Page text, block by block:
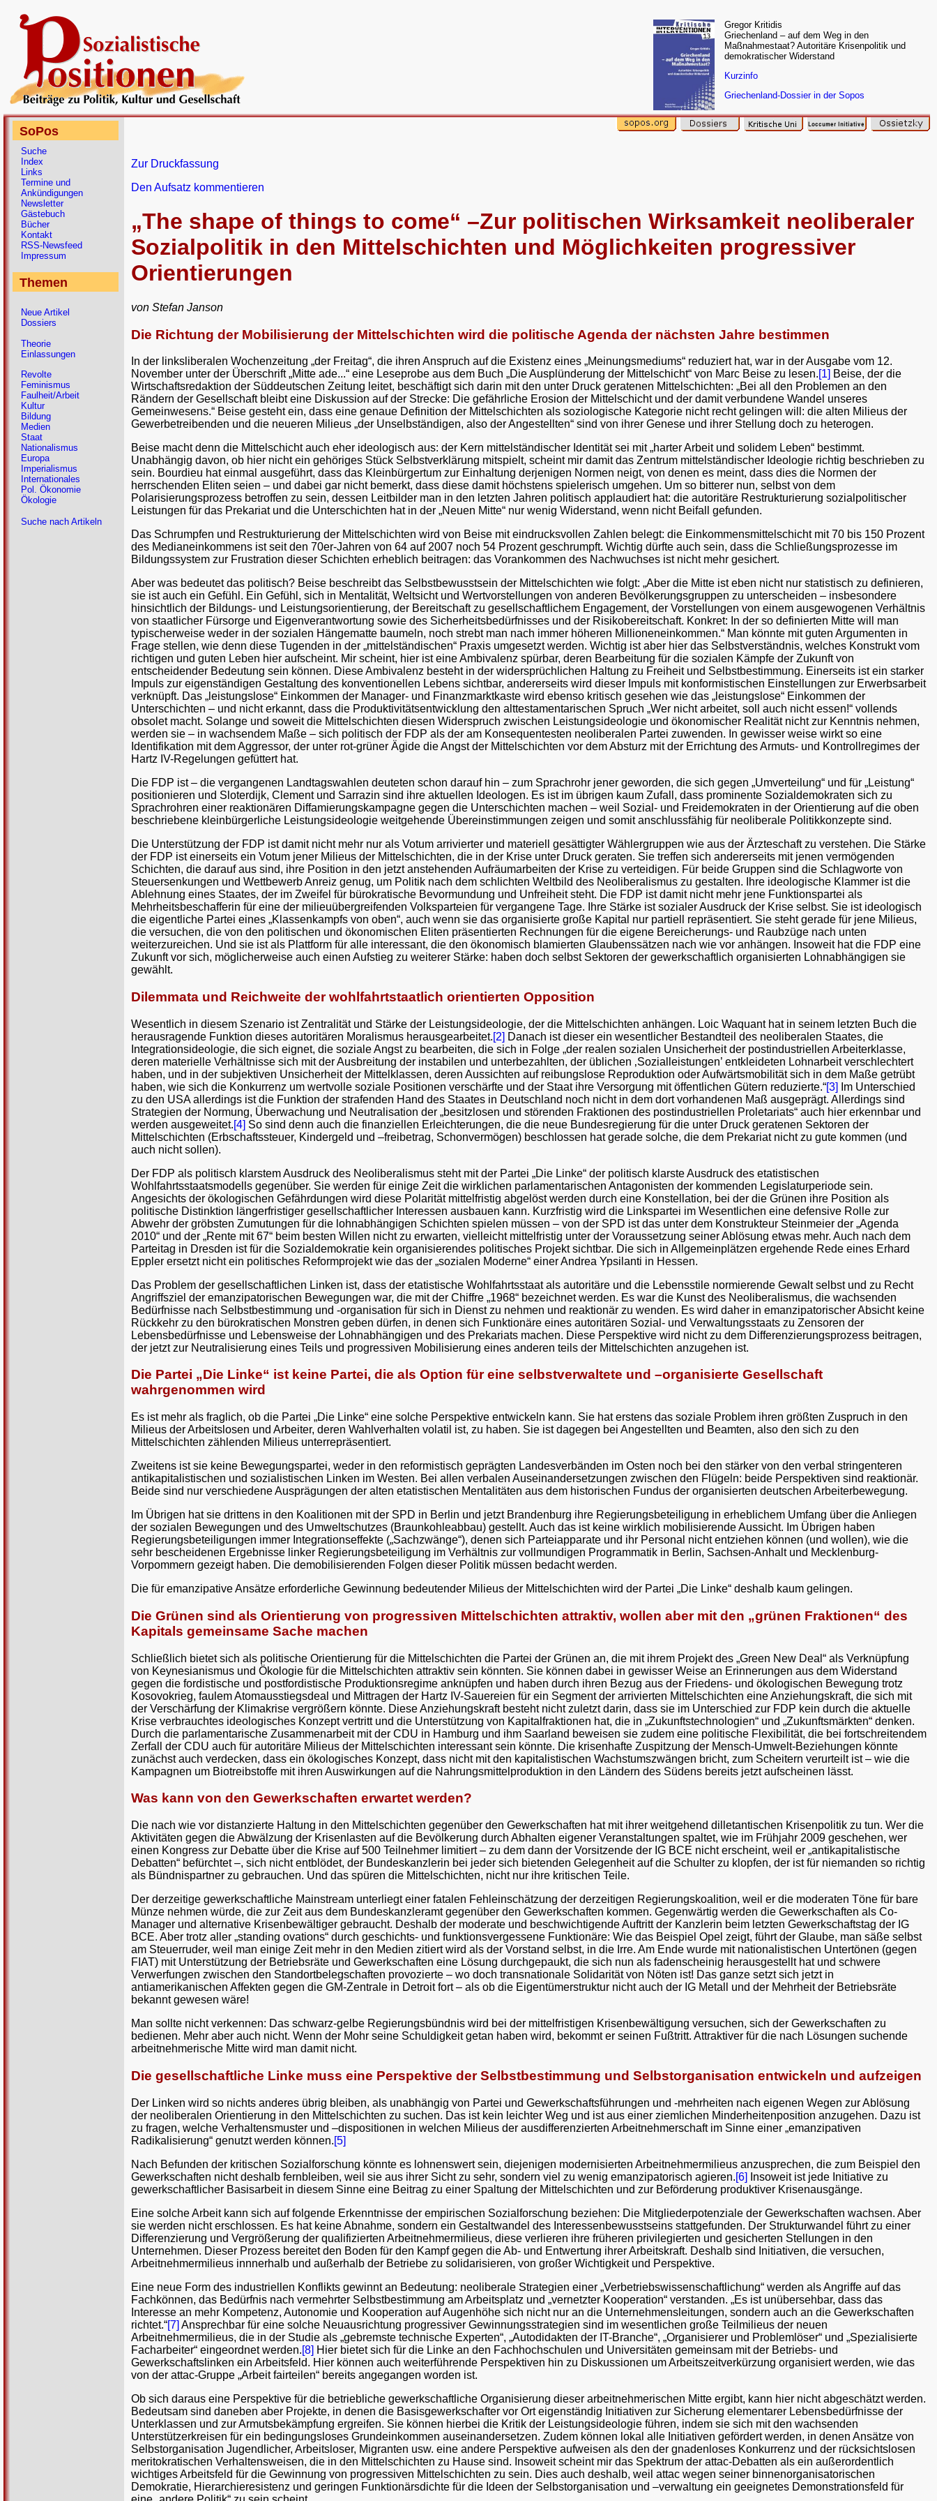
Gregor Kritidis
Griechenland – auf dem Weg in den
Maßnahmestaat? Autoritäre Krisenpolitik und
demokratischer Widerstand
Kurzinfo
Griechenland-Dossier in der Sopos
Zur Druckfassung
Den Aufsatz kommentieren
„The shape of things to come“ –Zur politischen Wirksamkeit neoliberaler
Sozialpolitik in den Mittelschichten und Möglichkeiten progressiver
Orientierungen
von Stefan Janson
Die Richtung der Mobilisierung der Mittelschichten wird die politische Agenda der nächsten Jahre bestimmen
In der linksliberalen Wochenzeitung „der Freitag“, die ihren Anspruch auf die Existenz eines „Meinungsmediums“ reduziert hat, war in der Ausgabe vom 12.
November unter der Überschrift „Mitte ade...“ eine Leseprobe aus dem Buch „Die Ausplünderung der Mittelschicht“ von Marc Beise zu lesen.[1] Beise, der die
Wirtschaftsredaktion der Süddeutschen Zeitung leitet, beschäftigt sich darin mit den unter Druck geratenen Mittelschichten: „Bei all den Problemen an den
Rändern der Gesellschaft bleibt eine Diskussion auf der Strecke: Die gefährliche Erosion der Mittelschicht und der damit verbundene Wandel unseres
Gemeinwesens.“ Beise gesteht ein, dass eine genaue Definition der Mittelschichten als soziologische Kategorie nicht recht gelingen will: die alten Milieus der
Gewerbetreibenden und die neueren Milieus „der Unselbständigen, also der Angestellten“ sind von ihrer Genese und ihrer Stellung doch zu heterogen.
Beise macht denn die Mittelschicht auch eher ideologisch aus: der Kern mittelständischer Identität sei mit „harter Arbeit und solidem Leben“ bestimmt.
Unabhängig davon, ob hier nicht ein gehöriges Stück Selbstverklärung mitspielt, scheint mir damit das Zentrum mittelständischer Ideologie richtig beschrieben zu
sein. Bourdieu hat einmal ausgeführt, dass das Kleinbürgertum zur Einhaltung derjenigen Normen neigt, von denen es meint, dass dies die Normen der
herrschenden Eliten seien – und dabei gar nicht bemerkt, dass diese damit höchstens spielerisch umgehen. Um so bitterer nun, selbst von dem
Polarisierungsprozess betroffen zu sein, dessen Leitbilder man in den letzten Jahren politisch applaudiert hat: die autoritäre Restrukturierung sozialpolitischer
Leistungen für das Prekariat und die Unterschichten hat in der „Neuen Mitte“ nur wenig Widerstand, wenn nicht Beifall gefunden.
Das Schrumpfen und Restrukturierung der Mittelschichten wird von Beise mit eindrucksvollen Zahlen belegt: die Einkommensmittelschicht mit 70 bis 150 Prozent
des Medianeinkommens ist seit den 70er-Jahren von 64 auf 2007 noch 54 Prozent geschrumpft. Wichtig dürfte auch sein, dass die Schließungsprozesse im
Bildungssystem zur Frustration dieser Schichten erheblich beitragen: das Vorankommen des Nachwuchses ist nicht mehr gesichert.
Aber was bedeutet das politisch? Beise beschreibt das Selbstbewusstsein der Mittelschichten wie folgt: „Aber die Mitte ist eben nicht nur statistisch zu definieren,
sie ist auch ein Gefühl. Ein Gefühl, sich in Mentalität, Weltsicht und Wertvorstellungen von anderen Bevölkerungsgruppen zu unterscheiden – insbesondere
hinsichtlich der Bildungs- und Leistungsorientierung, der Bereitschaft zu gesellschaftlichem Engagement, der Vorstellungen von einem ausgewogenen Verhältnis
von staatlicher Fürsorge und Eigenverantwortung sowie des Sicherheitsbedürfnisses und der Risikobereitschaft. Konkret: In der so definierten Mitte will man
typischerweise weder in der sozialen Hängematte baumeln, noch strebt man nach immer höheren Millioneneinkommen.“ Man könnte mit guten Argumenten in
Frage stellen, wie denn diese Tugenden in der „mittelständischen“ Praxis umgesetzt werden. Wichtig ist aber hier das Selbstverständnis, welches Konstrukt vom
richtigen und guten Leben hier aufscheint. Mir scheint, hier ist eine Ambivalenz spürbar, deren Bearbeitung für die sozialen Kämpfe der Zukunft von
entscheidender Bedeutung sein können. Diese Ambivalenz besteht in der widersprüchlichen Haltung zu Freiheit und Selbstbestimmung. Einerseits ist ein starker
Impuls zur eigenständigen Gestaltung des konventionellen Lebens sichtbar, andererseits wird dieser Impuls mit konformistischen Einstellungen zur Erwerbsarbeit
verknüpft. Das „leistungslose“ Einkommen der Manager- und Finanzmarktkaste wird ebenso kritisch gesehen wie das „leistungslose“ Einkommen der
Unterschichten – und nicht erkannt, dass die Produktivitätsentwicklung den alttestamentarischen Spruch „Wer nicht arbeitet, soll auch nicht essen!“ vollends
obsolet macht. Solange und soweit die Mittelschichten diesen Widerspruch zwischen Leistungsideologie und ökonomischer Realität nicht zur Kenntnis nehmen,
werden sie – in wachsendem Maße – sich politisch der FDP als der am Konsequentesten neoliberalen Partei zuwenden. In gewisser weise wirkt so eine
Identifikation mit dem Aggressor, der unter rot-grüner Ägide die Angst der Mittelschichten vor dem Absturz mit der Errichtung des Armuts- und Kontrollregimes der
Hartz IV-Regelungen gefüttert hat.
Die FDP ist – die vergangenen Landtagswahlen deuteten schon darauf hin – zum Sprachrohr jener geworden, die sich gegen „Umverteilung“ und für „Leistung“
positionieren und Sloterdijk, Clement und Sarrazin sind ihre aktuellen Ideologen. Es ist im übrigen kaum Zufall, dass prominente Sozialdemokraten sich zu
Sprachrohren einer reaktionären Diffamierungskampagne gegen die Unterschichten machen – weil Sozial- und Freidemokraten in der Orientierung auf die oben
beschriebene kleinbürgerliche Leistungsideologie weitgehende Übereinstimmungen zeigen und somit anschlussfähig für neoliberale Politikkonzepte sind.
Die Unterstützung der FDP ist damit nicht mehr nur als Votum arrivierter und materiell gesättigter Wählergruppen wie aus der Ärzteschaft zu verstehen. Die Stärke
der FDP ist einerseits ein Votum jener Milieus der Mittelschichten, die in der Krise unter Druck geraten. Sie treffen sich andererseits mit jenen vermögenden
Schichten, die darauf aus sind, ihre Position in den jetzt anstehenden Aufräumarbeiten der Krise zu verteidigen. Für beide Gruppen sind die Schlagworte von
Steuersenkungen und Wettbewerb Anreiz genug, um Politik nach dem schlichten Weltbild des Neoliberalismus zu gestalten. Ihre ideologische Klammer ist die
Ablehnung eines Staates, der im Zweifel für bürokratische Bevormundung und Unfreiheit steht. Die FDP ist damit nicht mehr jene Funktionspartei als
Mehrheitsbeschafferin für eine der milieuübergreifenden Volksparteien für vergangene Tage. Ihre Stärke ist sozialer Ausdruck der Krise selbst. Sie ist ideologisch
die eigentliche Partei eines „Klassenkampfs von oben“, auch wenn sie das organisierte große Kapital nur partiell repräsentiert. Sie steht gerade für jene Milieus,
die versuchen, die von den politischen und ökonomischen Eliten präsentierten Rechnungen für die eigene Bereicherungs- und Raubzüge nach unten
weiterzureichen. Und sie ist als Plattform für alle interessant, die den ökonomisch blamierten Glaubenssätzen nach wie vor anhängen. Insoweit hat die FDP eine
Zukunft vor sich, möglicherweise auch einen Aufstieg zu weiterer Stärke: haben doch selbst Sektoren der gewerkschaftlich organisierten Lohnabhängigen sie
gewählt.
Dilemmata und Reichweite der wohlfahrtstaatlich orientierten Opposition
Wesentlich in diesem Szenario ist Zentralität und Stärke der Leistungsideologie, der die Mittelschichten anhängen. Loic Waquant hat in seinem letzten Buch die
herausragende Funktion dieses autoritären Moralismus herausgearbeitet.[2] Danach ist dieser ein wesentlicher Bestandteil des neoliberalen Staates, die
Integrationsideologie, die sich eignet, die soziale Angst zu bearbeiten, die sich in Folge „der realen sozialen Unsicherheit der postindustriellen Arbeiterklasse,
deren materielle Verhältnisse sich mit der Ausbreitung der instabilen und unterbezahlten, der üblichen ‚Sozialleistungen’ entkleideten Lohnarbeit verschlechtert
haben, und in der subjektiven Unsicherheit der Mittelklassen, deren Aussichten auf reibungslose Reproduktion oder Aufwärtsmobilität sich in dem Maße getrübt
haben, wie sich die Konkurrenz um wertvolle soziale Positionen verschärfte und der Staat ihre Versorgung mit öffentlichen Gütern reduzierte.“[3]
Im Unterschied
zu den USA allerdings ist die Funktion der strafenden Hand des Staates in Deutschland noch nicht in dem dort vorhandenen Maß ausgeprägt. Allerdings sind
Strategien der Normung, Überwachung und Neutralisation der „besitzlosen und störenden Fraktionen des postindustriellen Proletariats“ auch hier erkennbar und
werden ausgeweitet.[4] So sind denn auch die finanziellen Erleichterungen, die die neue Bundesregierung für die unter Druck geratenen Sektoren der
Mittelschichten (Erbschaftssteuer, Kindergeld und –freibetrag, Schonvermögen) beschlossen hat gerade solche, die dem Prekariat nicht zu gute kommen (und
auch nicht sollen).
Der FDP als politisch klarstem Ausdruck des Neoliberalismus steht mit der Partei „Die Linke“ der politisch klarste Ausdruck des etatistischen
Wohlfahrtsstaatsmodells gegenüber. Sie werden für einige Zeit die wirklichen parlamentarischen Antagonisten der kommenden Legislaturperiode sein.
Angesichts der ökologischen Gefährdungen wird diese Polarität mittelfristig abgelöst werden durch eine Konstellation, bei der die Grünen ihre Position als
politische Distinktion längerfristiger gesellschaftlicher Interessen ausbauen kann. Kurzfristig wird die Linkspartei im Wesentlichen eine defensive Rolle zur
Abwehr der gröbsten Zumutungen für die lohnabhängigen Schichten spielen müssen – von der SPD ist das unter dem Konstrukteur Steinmeier der „Agenda
2010“ und der „Rente mit 67“ beim besten Willen nicht zu erwarten, vielleicht mittelfristig unter der Voraussetzung seiner Ablösung etwas mehr. Auch nach dem
Parteitag in Dresden ist für die Sozialdemokratie kein organisierendes politisches Projekt sichtbar. Die sich in Allgemeinplätzen ergehende Rede eines Erhard
Eppler ersetzt nicht ein politisches Reformprojekt wie das der „sozialen Moderne“ einer Andrea Ypsilanti in Hessen.
Das Problem der gesellschaftlichen Linken ist, dass der etatistische Wohlfahrtsstaat als autoritäre und die Lebensstile normierende Gewalt selbst und zu Recht
Angriffsziel der emanzipatorischen Bewegungen war, die mit der Chiffre „1968“ bezeichnet werden. Es war die Kunst des Neoliberalismus, die wachsenden
Bedürfnisse nach Selbstbestimmung und -organisation für sich in Dienst zu nehmen und reaktionär zu wenden. Es wird daher in emanzipatorischer Absicht keine
Rückkehr zu den bürokratischen Monstren geben dürfen, in denen sich Funktionäre eines autoritären Sozial- und Verwaltungsstaats zu Zensoren der
Lebensbedürfnisse und Lebensweise der Lohnabhängigen und des Prekariats machen. Diese Perspektive wird nicht zu dem Differenzierungsprozess beitragen,
der jetzt zur Neutralisierung eines Teils und progressiven Mobilisierung eines anderen teils der Mittelschichten anzugehen ist.
Die Partei „Die Linke“ ist keine Partei, die als Option für eine selbstverwaltete und –organisierte Gesellschaft
wahrgenommen wird
Es ist mehr als fraglich, ob die Partei „Die Linke“ eine solche Perspektive entwickeln kann. Sie hat erstens das soziale Problem ihren größten Zuspruch in den
Milieus der Arbeitslosen und Arbeiter, deren Wahlverhalten volatil ist, zu haben. Sie ist dagegen bei Angestellten und Beamten, also den sich zu den
Mittelschichten zählenden Milieus unterrepräsentiert.
Zweitens ist sie keine Bewegungspartei, weder in den reformistisch geprägten Landesverbänden im Osten noch bei den stärker von den verbal stringenteren
antikapitalistischen und sozialistischen Linken im Westen. Bei allen verbalen Auseinandersetzungen zwischen den Flügeln: beide Perspektiven sind reaktionär.
Beide sind nur verschiedene Ausprägungen der alten etatistischen Mentalitäten aus dem historischen Fundus der organisierten deutschen Arbeiterbewegung.
Im Übrigen hat sie drittens in den Koalitionen mit der SPD in Berlin und jetzt Brandenburg ihre Regierungsbeteiligung in erheblichem Umfang über die Anliegen
der sozialen Bewegungen und des Umweltschutzes (Braunkohleabbau) gestellt. Auch das ist keine wirklich mobilisierende Aussicht. Im Übrigen haben
Regierungsbeteiligungen immer Integrationseffekte („Sachzwänge“), denen sich Parteiapparate und ihr Personal nicht entziehen können (und wollen), wie die
sehr bescheidenen Ergebnisse linker Regierungsbeteiligung im Verhältnis zur vollmundigen Programmatik in Berlin, Sachsen-Anhalt und Mecklenburg-
Vorpommern gezeigt haben. Die demobilisierenden Folgen dieser Politik müssen bedacht werden.
Die für emanzipative Ansätze erforderliche Gewinnung bedeutender Milieus der Mittelschichten wird der Partei „Die Linke“ deshalb kaum gelingen.
Die Grünen sind als Orientierung von progressiven Mittelschichten attraktiv, wollen aber mit den „grünen Fraktionen“ des
Kapitals gemeinsame Sache machen
Schließlich bietet sich als politische Orientierung für die Mittelschichten die Partei der Grünen an, die mit ihrem Projekt des „Green New Deal“ als Verknüpfung
von Keynesianismus und Ökologie für die Mittelschichten attraktiv sein könnten. Sie können dabei in gewisser Weise an Erinnerungen aus dem Widerstand
gegen die fordistische und postfordistische Produktionsregime anknüpfen und haben durch ihren Bezug aus der Friedens- und ökologischen Bewegung trotz
Kosovokrieg, faulem Atomausstiegsdeal und Mittragen der Hartz IV-Sauereien für ein Segment der arrivierten Mittelschichten eine Anziehungskraft, die sich mit
der Verschärfung der Klimakrise vergrößern könnte. Diese Anziehungskraft besteht nicht zuletzt darin, dass sie im Unterschied zur FDP kein durch die aktuelle
Krise verbrauchtes ideologisches Konzept vertritt und die Unterstützung von Kapitalfraktionen hat, die in „Zukunftstechnologien“ und „Zukunftsmärkten“ denken.
Durch die parlamentarische Zusammenarbeit mit der CDU in Hamburg und ihm Saarland beweisen sie zudem eine politische Flexibilität, die bei fortschreitendem
Zerfall der CDU auch für autoritäre Milieus der Mittelschichten interessant sein könnte. Die krisenhafte Zuspitzung der Mensch-Umwelt-Beziehungen könnte
zunächst auch verdecken, dass ein ökologisches Konzept, dass nicht mit den kapitalistischen Wachstumszwängen bricht, zum Scheitern verurteilt ist – wie die
Kampagnen um Biotreibstoffe mit ihren Auswirkungen auf die Nahrungsmittelproduktion in den Ländern des Südens bereits jetzt aufscheinen lässt.
Was kann von den Gewerkschaften erwartet werden?
Die nach wie vor distanzierte Haltung in den Mittelschichten gegenüber den Gewerkschaften hat mit ihrer weitgehend dilletantischen Krisenpolitik zu tun. Wer die
Aktivitäten gegen die Abwälzung der Krisenlasten auf die Bevölkerung durch Abhalten eigener Veranstaltungen spaltet, wie im Frühjahr 2009 geschehen, wer
einen Kongress zur Debatte über die Krise auf 500 Teilnehmer limitiert – zu dem dann der Vorsitzende der IG BCE nicht erscheint, weil er „antikapitalistische
Debatten“ befürchtet –, sich nicht entblödet, der Bundeskanzlerin bei jeder sich bietenden Gelegenheit auf die Schulter zu klopfen, der ist für niemanden so richtig
als Bündnispartner zu gebrauchen. Und das spüren die Mittelschichten, nicht nur ihre kritischen Teile.
Der derzeitige gewerkschaftliche Mainstream unterliegt einer fatalen Fehleinschätzung der derzeitigen Regierungskoalition, weil er die moderaten Töne für bare
Münze nehmen würde, die zur Zeit aus dem Bundeskanzleramt gegenüber den Gewerkschaften kommen. Gegenwärtig werden die Gewerkschaften als Co-
Manager und alternative Krisenbewältiger gebraucht. Deshalb der moderate und beschwichtigende Auftritt der Kanzlerin beim letzten Gewerkschaftstag der IG
BCE. Aber trotz aller „standing ovations“ durch geschichts- und funktionsvergessene Funktionäre: Wie das Beispiel Opel zeigt, führt der Glaube, man säße selbst
am Steuerruder, weil man einige Zeit mehr in den Medien zitiert wird als der Vorstand selbst, in die Irre. Am Ende wurde mit nationalistischen Untertönen (gegen
FIAT) mit Unterstützung der Betriebsräte und Gewerkschaften eine Lösung durchgepaukt, die sich nun als fadenscheinig herausgestellt hat und schwere
Verwerfungen zwischen den Standortbelegschaften provozierte – wo doch transnationale Solidarität von Nöten ist! Das ganze setzt sich jetzt in
antiamerikanischen Affekten gegen die GM-Zentrale in Detroit fort – als ob die Eigentümerstruktur nicht auch der IG Metall und der Mehrheit der Betriebsräte
bekannt gewesen wäre!
Man sollte nicht verkennen: Das schwarz-gelbe Regierungsbündnis wird bei der mittelfristigen Krisenbewältigung versuchen, sich der Gewerkschaften zu
bedienen. Mehr aber auch nicht. Wenn der Mohr seine Schuldigkeit getan haben wird, bekommt er seinen Fußtritt. Attraktiver für die nach Lösungen suchende
arbeitnehmerische Mitte wird man damit nicht.
Die gesellschaftliche Linke muss eine Perspektive der Selbstbestimmung und Selbstorganisation entwickeln und aufzeigen
Der Linken wird so nichts anderes übrig bleiben, als unabhängig von Partei und Gewerkschaftsführungen und -mehrheiten nach eigenen Wegen zur Ablösung
der neoliberalen Orientierung in den Mittelschichten zu suchen. Das ist kein leichter Weg und ist aus einer ziemlichen Minderheitenposition anzugehen. Dazu ist
zu fragen, welche Verhaltensmuster und –dispositionen in welchen Milieus der ausdifferenzierten Arbeitnehmerschaft im Sinne einer „emanzipativen
Radikalisierung“ genutzt werden können.[5]
Nach Befunden der kritischen Sozialforschung könnte es lohnenswert sein, diejenigen modernisierten Arbeitnehmermilieus anzusprechen, die zum Beispiel den
Gewerkschaften nicht deshalb fernbleiben, weil sie aus ihrer Sicht zu sehr, sondern viel zu wenig emanzipatorisch agieren.[6]
Insoweit ist jede Initiative zu
gewerkschaftlicher Basisarbeit in diesem Sinne eine Beitrag zu einer Spaltung der Mittelschichten und zur Beförderung produktiver Krisenausgänge.
Eine solche Arbeit kann sich auf folgende Erkenntnisse der empirischen Sozialforschung beziehen: Die Mitgliederpotenziale der Gewerkschaften wachsen. Aber
sie werden nicht erschlossen. Es hat keine Abnahme, sondern ein Gestaltwandel des Interessenbewusstseins stattgefunden. Der Strukturwandel führt zu einer
Differenzierung und Vergrößerung der qualifizierten Arbeitnehmermilieus, diese verlieren ihre früheren privilegierten und gesicherten Stellungen in den
Unternehmen. Dieser Prozess bereitet den Boden für den Kampf gegen die Ab- und Entwertung ihrer Arbeitskraft. Deshalb sind Initiativen, die versuchen,
Arbeitnehmermilieus innnerhalb und außerhalb der Betriebe zu solidarisieren, von großer Wichtigkeit und Perspektive.
Eine neue Form des industriellen Konflikts gewinnt an Bedeutung: neoliberale Strategien einer „Verbetriebswissenschaftlichung“ werden als Angriffe auf das
Fachkönnen, das Bedürfnis nach vermehrter Selbstbestimmung am Arbeitsplatz und „vernetzter Kooperation“ verstanden. „Es ist unübersehbar, dass das
Interesse an mehr Kompetenz, Autonomie und Kooperation auf Augenhöhe sich nicht nur an die Unternehmensleitungen, sondern auch an die Gewerkschaften
richtet.“[7] Ansprechbar für eine solche Neuausrichtung progressiver Gewinnungsstrategien sind im wesentlichen große Teilmilieus der neuen
Arbeitnehmermilieus, die in der Studie als „gebremste technische Experten“, „Autodidakten der IT-Branche“, „Organisierer und Problemlöser“ und „Spezialisierte
Facharbeiter“ eingeordnet werden.[8] Hier bietet sich für die Linke an den Fachhochschulen und Universitäten gemeinsam mit der Betriebs- und
Gewerkschaftslinken ein Arbeitsfeld. Hier können auch weiterführende Perspektiven hin zu Diskussionen um Arbeitszeitverkürzung organisiert werden, wie das
von der attac-Gruppe „Arbeit fairteilen“ bereits angegangen worden ist.
Ob sich daraus eine Perspektive für die betriebliche gewerkschaftliche Organisierung dieser arbeitnehmerischen Mitte ergibt, kann hier nicht abgeschätzt werden.
Bedeutsam sind daneben aber Projekte, in denen die Basisgewerkschafter vor Ort eigenständig Initiativen zur Sicherung elementarer Lebensbedürfnisse der
Unterklassen und zur Armutsbekämpfung ergreifen. Sie können hierbei die Kritik der Leistungsideologie führen, indem sie sich mit den wachsenden
Unterstützerkreisen für ein bedingungsloses Grundeinkommen auseinandersetzen. Zudem können lokal alle Initiativen gefördert werden, in denen Ansätze von
Selbstorganisation Jugendlicher, Arbeitsloser, Migranten usw. eine andere Perspektive aufweisen als den der gnadenloses Konkurrenz und der rücksichtslosen
meritokratischen Verhaltensweisen, die in den Mittelschichten zu Hause sind. Insoweit scheint mir das Spektrum der attac-Debatten als ein außerordentlich
wichtiges Arbeitsfeld für die Gewinnung von progressiven Mittelschichten zu sein. Dies auch deshalb, weil attac wegen seiner binnenorganisatorischen
Demokratie, Hierarchieresistenz und geringen Funktionärsdichte für die Ideen der Selbstorganisation und –verwaltung ein geeignetes Demonstrationsfeld für
SoPos
Suche
Index
Links
Termine und
Ankündigungen
Newsletter
Gästebuch
Bücher
Kontakt
RSS-Newsfeed
Impressum
Themen
Neue Artikel
Dossiers
Theorie
Einlassungen
Revolte
Feminismus
Faulheit/Arbeit
Kultur
Bildung
Medien
Staat
Nationalismus
Europa
Imperialismus
Internationales
Pol. Ökonomie
Ökologie
Suche nach Artikeln